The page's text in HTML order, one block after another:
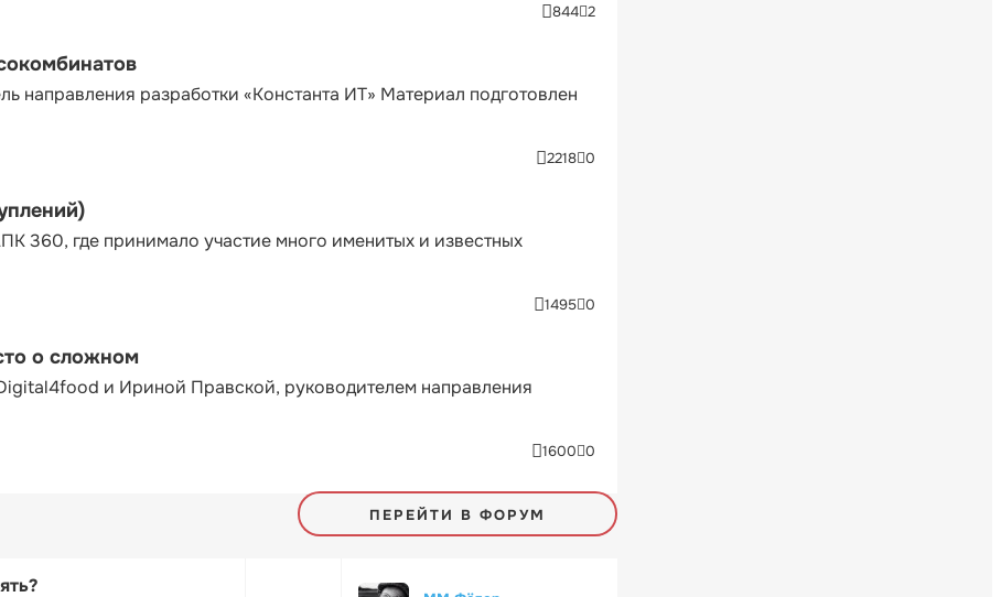
844 2
направления разработки «Константа ИТ» Материал подготовлен
2218 0
360, где принимало участие много именитых и известных
1495 0
о сложном
и Ириной Правской, руководителем направления
1600 0
ПЕРЕЙТИ В ФОРУМ